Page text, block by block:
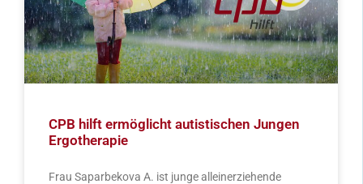
CPB hilft ermöglicht autistischen Jungen
Ergotherapie
Frau Saparbekova A. ist junge alleinerziehende